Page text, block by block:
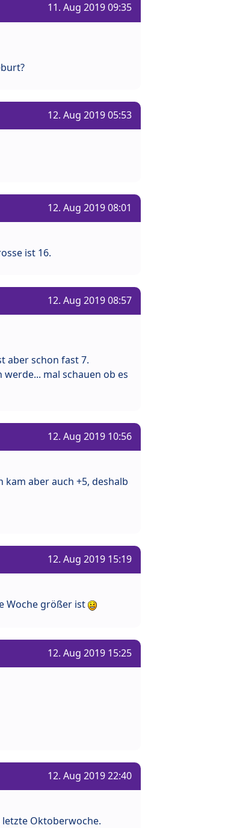
11. Aug 2019 09:35
12. Aug 2019 05:53
12. Aug 2019 08:01
ist 16.
12. Aug 2019 08:57
aber schon fast 7.
mal schauen ob es
12. Aug 2019 10:56
kam aber auch +5, deshalb
12. Aug 2019 15:19
Woche größer ist
12. Aug 2019 15:25
12. Aug 2019 22:40
letzte Oktoberwoche.